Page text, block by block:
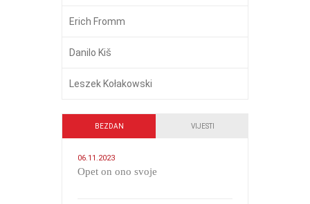
Erich Fromm
Danilo Kiš
Leszek Kołakowski
BEZDAN VIJESTI
06.11.2023
​Opet on ono svoje